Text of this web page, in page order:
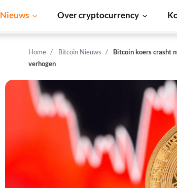
Nieuws Over cryptocurrency
Home Bitcoin Nieuws
Bitcoin koers crasht
verhogen